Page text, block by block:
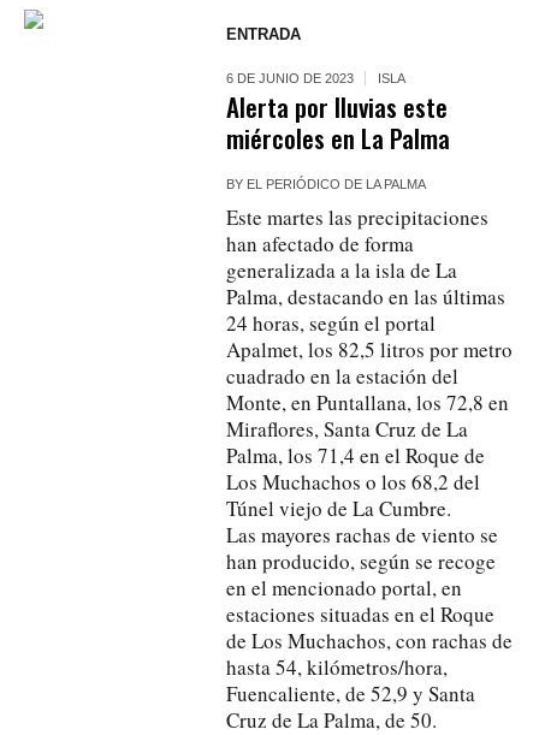
ENTRADA
6 DE JUNIO DE 2023 ISLA
Alerta por lluvias este
miércoles en La Palma
BY EL PERIÓDICO DE LA PALMA
Este martes las precipitaciones
han afectado de forma
generalizada a la isla de La
Palma, destacando en las últimas
24 horas, según el portal
Apalmet, los 82,5 litros por metro
cuadrado en la estación del
Monte, en Puntallana, los 72,8 en
Miraflores, Santa Cruz de La
Palma, los 71,4 en el Roque de
Los Muchachos o los 68,2 del
Túnel viejo de La Cumbre.
Las mayores rachas de viento se
han producido, según se recoge
en el mencionado portal, en
estaciones situadas en el Roque
de Los Muchachos, con rachas de
hasta 54, kilómetros/hora,
Fuencaliente, de 52,9 y Santa
Cruz de La Palma, de 50.